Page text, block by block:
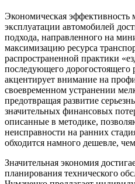
Экономическая эффективность
эксплуатации автомобилей
подхода, направленного на
максимизацию ресурса
распространенной практики
последующего дорогостоящего
акцентирует внимание на
своевременном устранении
предотвращая развитие
значительных финансовых
описанные в методике,
неисправности на ранних
обходится намного дешевле,
Значительная экономия
планирования технического